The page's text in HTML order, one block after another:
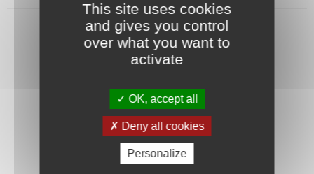
Benoit
This site uses cookies
and gives you control
over what you want to
activate
OK, accept all
Deny all cookies
Personalize